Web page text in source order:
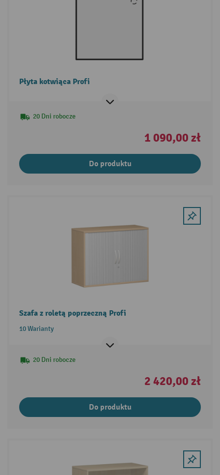
Płyta kotwiąca Profi
20 Dni robocze
1 090,00 zł
Do produktu
Szafa z roletą poprzeczną Profi
10 Warianty
20 Dni robocze
2 420,00 zł
Do produktu